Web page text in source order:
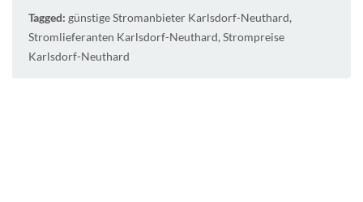
Tagged: günstige Stromanbieter Karlsdorf-Neuthard,
Stromlieferanten Karlsdorf-Neuthard, Strompreise
Karlsdorf-Neuthard